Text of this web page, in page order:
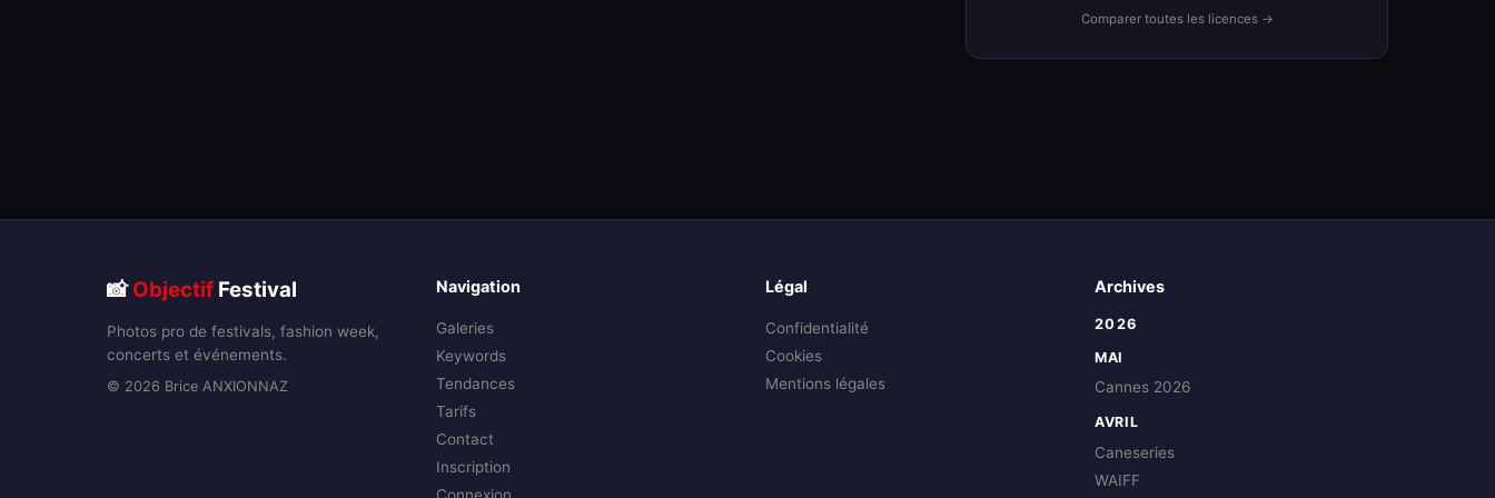
Comparer toutes les licences →
📸Objectif Festival
Photos pro de festivals, fashion week,
concerts et événements.
© 2026 Brice ANXIONNAZ
Navigation
Galeries
Keywords
Tendances
Tarifs
Contact
Inscription
Légal
Confidentialité
Cookies
Mentions légales
Archives
2026
MAI
Cannes 2026
AVRIL
Caneseries
WAIFF